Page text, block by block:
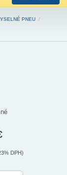
PNEU /
DPH)